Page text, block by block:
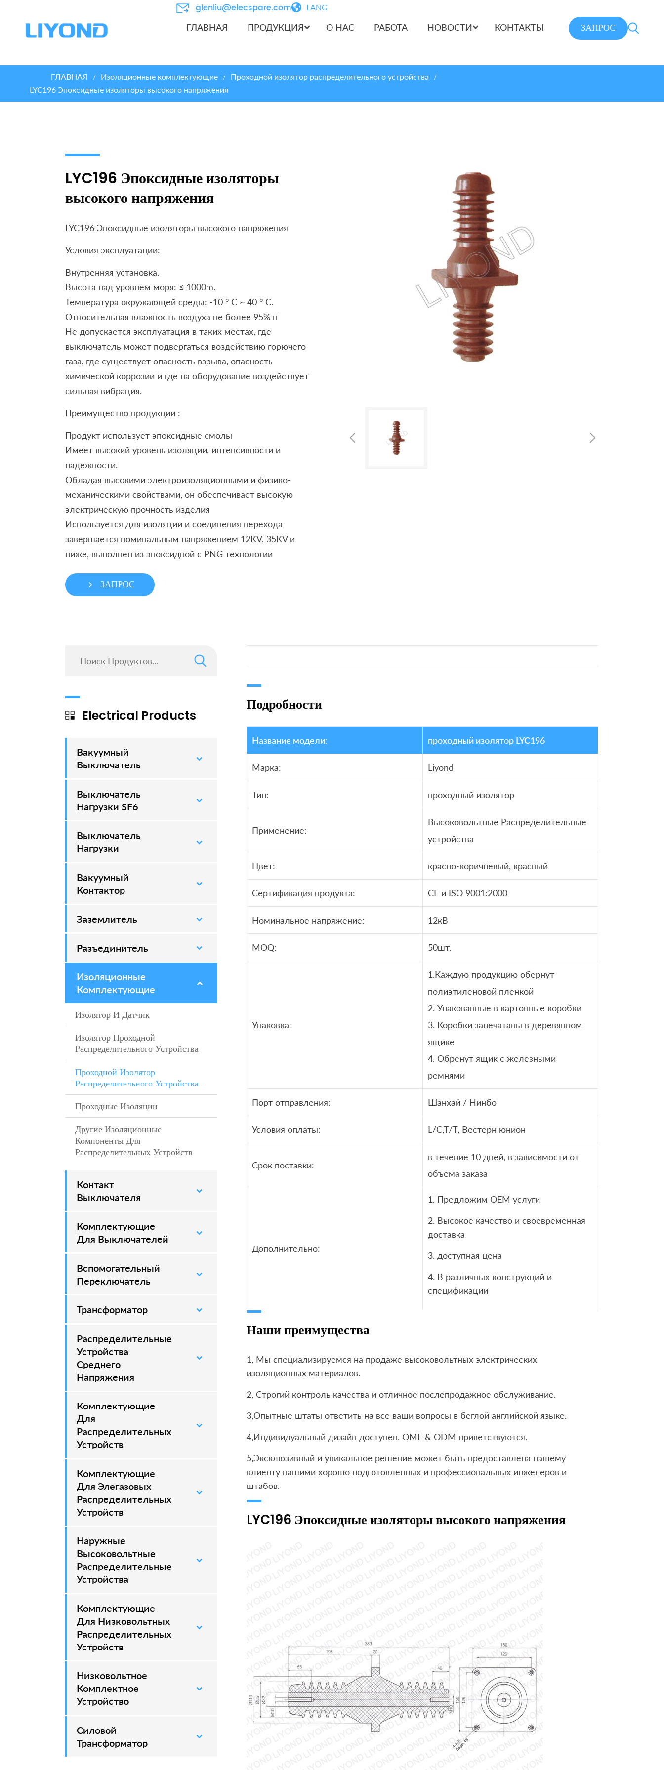
glenliu@elecspare.com LANG
ГЛАВНАЯ ПРОДУКЦИЯ О НАС РАБОТА НОВОСТИ КОНТАКТЫ ЗАПРОС
ГЛАВНАЯ / Изоляционные комплектующие / Проходной изолятор распределительного устройства /
LYC196 Эпоксидные изоляторы высокого напряжения
LYC196 Эпоксидные изоляторы
высокого напряжения
LYC196 Эпоксидные изоляторы высокого напряжения
Условия эксплуатации:
Внутренняя установка.
Высота над уровнем моря: ≤ 1000m.
Температура окружающей среды: -10 ° C ~ 40 ° С.
Относительная влажность воздуха не более 95% п
Не допускается эксплуатация в таких местах, где
выключатель может подвергаться воздействию горючего
газа, где существует опасность взрыва, опасность
химической коррозии и где на оборудование воздействует
сильная вибрация.
Преимущество продукции :
Продукт использует эпоксидные смолы
Имеет высокий уровень изоляции, интенсивности и
надежности.
Обладая высокими электроизоляционными и физико-
механическими свойствами, он обеспечивает высокую
электрическую прочность изделия
Используется для изоляции и соединения перехода
завершается номинальным напряжением 12KV, 35KV и
ниже, выполнен из эпоксидной с PNG технологии
ЗАПРОС
Electrical Products
Вакуумный
Выключатель
–
Выключатель
Нагрузки SF6
–
Выключатель
Нагрузки
–
Вакуумный
Контактор
–
Заземлитель
–
Разъединитель
–
Изоляционные
Комплектующие
–
Изолятор И Датчик
–
Изолятор Проходной
Распределительного Устройства
–
Проходной Изолятор
Распределительного Устройства
–
Проходные Изоляции
–
Другие Изоляционные
Компоненты Для
Распределительных Устройств
–
Контакт
Выключателя
–
Комплектующие
Для Выключателей
–
Вспомогательный
Переключатель
–
Трансформатор
Распределительные
Устройства
Среднего
Напряжения
–
Комплектующие
Для
Распределительных
Устройств
–
Комплектующие
Для Элегазовых
Распределительных
Устройств
–
Наружные
Высоковольтные
Распределительные
Устройства
–
Комплектующие
Для Низковольтных
Распределительных
Устройств
Низковольтное
Комплектное
Устройство
Силовой
Трансформатор
–
Подробности
Название модели: проходный изолятор LYC196
Марка: Liyond
Тип: проходный изолятор
Применение:
Высоковольтные Распределительные
устройства
Цвет: красно-коричневый, красный
Сертификация продукта: CE и ISO 9001:2000
Номинальное напряжение: 12кВ
MOQ: 50шт.
Упаковка:
1.Каждую продукцию обернут
полиэтиленовой пленкой
2. Упакованные в картонные коробки
3. Коробки запечатаны в деревянном
ящике
4. Обренут ящик с железными
ремнями
Порт отправления: Шанхай / Нинбо
Условия оплаты: L/C,T/T, Вестерн юнион
Срок поставки:
в течение 10 дней, в зависимости от
объема заказа
Дополнительно:
1. Предложим OEM услуги
2. Высокое качество и своевременная
доставка
3. доступная цена
4. В различных конструкций и
спецификации
Наши преимущества
1, Мы специализируемся на продаже высоковольтных электрических
изоляционных материалов.
2, Строгий контроль качества и отличное послепродажное обслуживание.
3,Опытные штаты ответить на все ваши вопросы в беглой английской языке.
4,Индивидуальный дизайн доступен. OME & ODM приветствуются.
5,Эксклюзивный и уникальное решение может быть предоставлена ​​нашему
клиенту нашими хорошо подготовленных и профессиональных инженеров и
штабов.
LYC196 Эпоксидные изоляторы высокого напряжения